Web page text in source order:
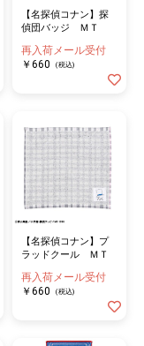
【名探偵コナン】探
偵団バッジ ＭＴ
再入荷メール受付
￥660
(税込)
【名探偵コナン】プ
ラッドクール ＭＴ
再入荷メール受付
￥660
(税込)